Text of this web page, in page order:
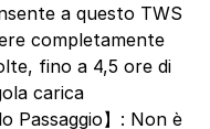
a questo TWS
completamente
fino a 4,5 ore di
carica
Passaggio】: Non è